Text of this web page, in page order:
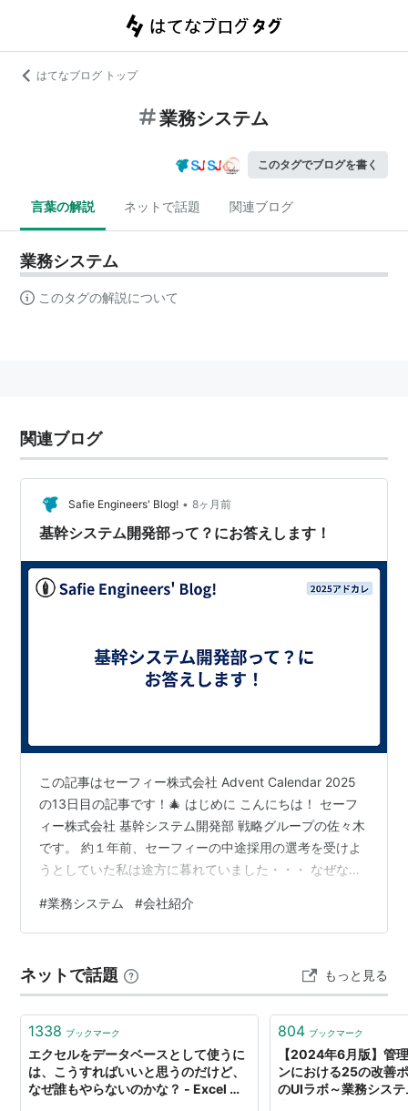
はてなブログ トップ
業務システム
このタグでブログを書く
言葉の解説 ネットで話題 関連ブログ
業務システム
このタグの解説について
関連ブログ
Safie Engineers' Blog! • 8ヶ月前
基幹システム開発部って？にお答えします！
この記事はセーフィー株式会社 Advent Calendar 2025
の13日目の記事です！🎄 はじめに こんにちは！ セーフ
ィー株式会社 基幹システム開発部 戦略グループの佐々木
です。 約１年前、セーフィーの中途採用の選考を受けよ
うとしていた私は途方に暮れていました・・・ なぜなら
ての情報が、募集要項以外にほぼ見つけられなかったか
らです。 過去の私と同じように「基幹システム開発部に
困りのみなさんへ、セーフィーの基幹システム開発部に
ついてご紹介したいと思います！
#業務システム #会社紹介
ネットで話題 もっと見る
1338 ブックマーク
エクセルをデータベースとして使うに
は、こうすればいいと思うのだけど、
なぜ誰もやらないのかな？ - Excel 業
804 ブックマーク
【2024年6月版】管
ンにおける25の改善
のUIラボ～業務シス